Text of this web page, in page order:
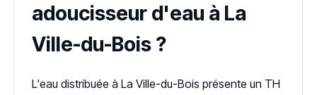
adoucisseur d'eau à La
Ville-du-Bois ?
L'eau distribuée à La Ville-du-Bois présente un TH